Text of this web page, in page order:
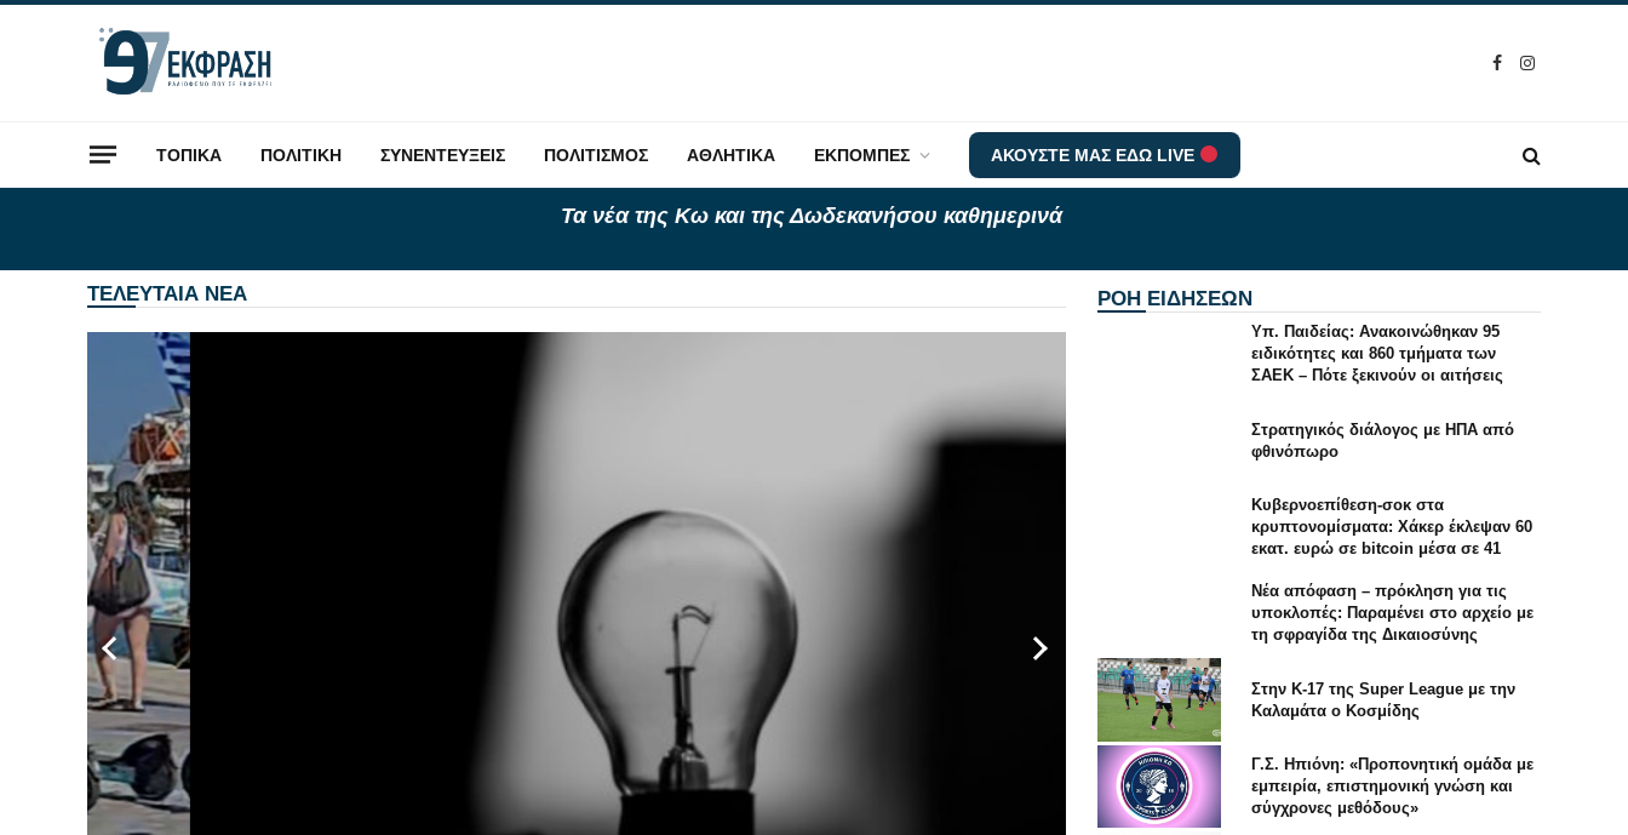
Facebook
Instagram
ΤΟΠΙΚΑ ΠΟΛΙΤΙΚΗ ΣΥΝΕΝΤΕΥΞΕΙΣ ΠΟΛΙΤΙΣΜΟΣ ΑΘΛΗΤΙΚΑ ΕΚΠΟΜΠΕΣ ΑΚΟΥΣΤΕ ΜΑΣ ΕΔΩ LIVE
Τα νέα της Κω και της Δωδεκανήσου καθημερινά
ΤΕΛΕΥΤΑΙΑ ΝΕΑ ΡΟΗ ΕΙΔΗΣΕΩΝ
Υπ. Παιδείας: Ανακοινώθηκαν 95
ειδικότητες και 860 τμήματα των
ΣΑΕΚ – Πότε ξεκινούν οι αιτήσεις
Στρατηγικός διάλογος με ΗΠΑ από
φθινόπωρο
Κυβερνοεπίθεση-σοκ στα
κρυπτονομίσματα: Χάκερ έκλεψαν 60
εκατ. ευρώ σε bitcoin μέσα σε 41
Νέα απόφαση – πρόκληση για τις
υποκλοπές: Παραμένει στο αρχείο με
τη σφραγίδα της Δικαιοσύνης
Στην Κ-17 της Super League με την
Καλαμάτα ο Κοσμίδης
Γ.Σ. Ηπιόνη: «Προπονητική ομάδα με
εμπειρία, επιστημονική γνώση και
σύγχρονες μεθόδους»